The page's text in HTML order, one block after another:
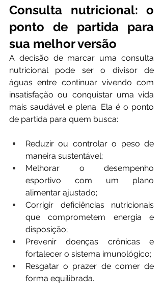
Consulta nutricional: o
ponto de partida para
sua melhor versão
A decisão de marcar uma consulta
nutricional pode ser o divisor de
águas entre continuar vivendo com
insatisfação ou conquistar uma vida
mais saudável e plena. Ela é o ponto
de partida para quem busca:
Reduzir ou controlar o peso de
maneira sustentável;
Melhorar o desempenho
esportivo com um plano
alimentar ajustado;
Corrigir deficiências nutricionais
que comprometem energia e
disposição;
Prevenir doenças crônicas e
fortalecer o sistema imunológico;
Resgatar o prazer de comer de
forma equilibrada.